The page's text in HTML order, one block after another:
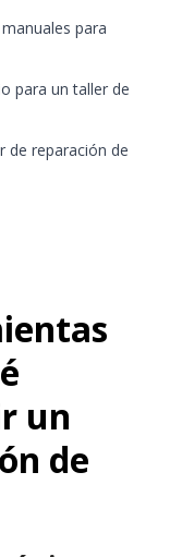
para
para un taller de
de reparación de
un
de